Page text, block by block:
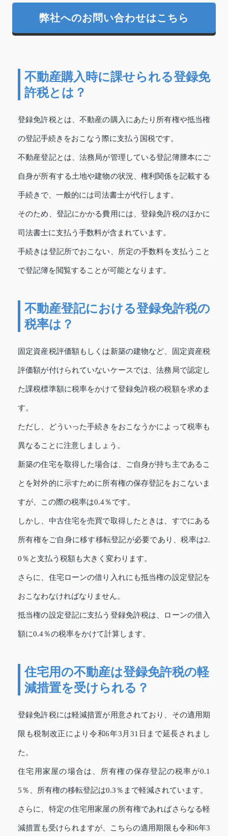
弊社へのお問い合わせはこちら
不動産購入時に課せられる登録免
許税とは？
登録免許税とは、不動産の購入にあたり所有権や抵当権
の登記手続きをおこなう際に支払う国税です。
不動産登記とは、法務局が管理している登記簿謄本にご
自身が所有する土地や建物の状況、権利関係を記載する
手続きで、一般的には司法書士が代行します。
そのため、登記にかかる費用には、登録免許税のほかに
司法書士に支払う手数料が含まれています。
手続きは登記所でおこない、所定の手数料を支払うこと
で登記簿を閲覧することが可能となります。
不動産登記における登録免許税の
税率は？
固定資産税評価額もしくは新築の建物など、固定資産税
評価額が付けられていないケースでは、法務局で認定し
た課税標準額に税率をかけて登録免許税の税額を求めま
す。
ただし、どういった手続きをおこなうかによって税率も
異なることに注意しましょう。
新築の住宅を取得した場合は、ご自身が持ち主であるこ
とを対外的に示すために所有権の保存登記をおこないま
すが、この際の税率は0.4％です。
しかし、中古住宅を売買で取得したときは、すでにある
所有権をご自身に移す移転登記が必要であり、税率は2.
0％と支払う税額も大きく変わります。
さらに、住宅ローンの借り入れにも抵当権の設定登記を
おこなわなければなりません。
抵当権の設定登記に支払う登録免許税は、ローンの借入
額に0.4％の税率をかけて計算します。
住宅用の不動産は登録免許税の軽
減措置を受けられる？
登録免許税には軽減措置が用意されており、その適用期
限も税制改正により令和6年3月31日まで延長されまし
た。
住宅用家屋の場合は、所有権の保存登記の税率が0.1
5％、所有権の移転登記は0.3％まで軽減されています。
さらに、特定の住宅用家屋の所有権であればさらなる軽
減措置も受けられますが、こちらの適用期限も令和6年3